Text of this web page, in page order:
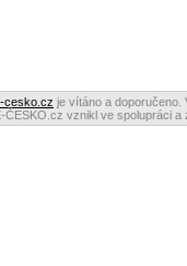
cesko.cz je vítáno a doporučeno.
ČESKO.cz vznikl ve spolupráci